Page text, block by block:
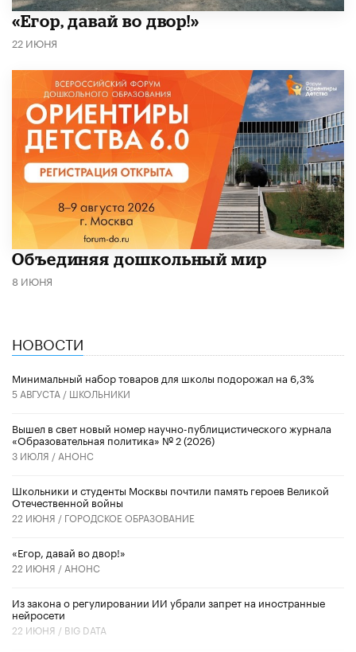
«Егор, давай во двор!»
22 ИЮНЯ
​Объединяя дошкольный мир
8 ИЮНЯ
НОВОСТИ
Минимальный набор товаров для школы подорожал на 6,3%
5 АВГУСТА / ШКОЛЬНИКИ
Вышел в свет новый номер научно-публицистического журнала
«Образовательная политика» № 2 (2026)
3 ИЮЛЯ / АНОНС
Школьники и студенты Москвы почтили память героев Великой
Отечественной войны
22 ИЮНЯ / ГОРОДСКОЕ ОБРАЗОВАНИЕ
«Егор, давай во двор!»
22 ИЮНЯ / АНОНС
Из закона о регулировании ИИ убрали запрет на иностранные
нейросети
22 ИЮНЯ / BIG DATA